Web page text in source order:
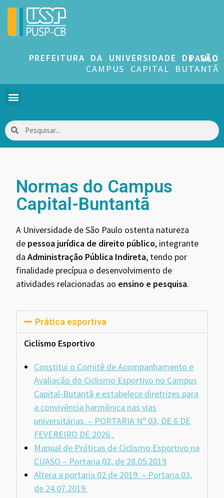
PREFEITURA DA UNIVERSIDADE DE SÃO PAULO
CAMPUS CAPITAL BUTANTÃ
Normas do Campus
Capital-Buntantã
A Universidade de São Paulo ostenta natureza
de pessoa jurídica de direito público, integrante
daAdministração Pública Indireta, tendo por
finalidade precípua o desenvolvimento de
atividades relacionadas ao ensino e pesquisa.
Prática esportiva
Ciclismo Esportivo
Constitui o Comitê de Acompanhamento e
Avaliação do Ciclismo Esportivo no Campus
Capital-Butantã e estabelece diretrizes para
a convivência harmônica nas vias
universitárias. – PORTARIA Nº 03, DE 6 DE
FEVEREIRO DE 2026 .
Manual de Práticas de Ciclismo Esportivo na
CUASO – Portaria 02, de 28.05.2019
Altera a portaria 02 de 2019. – Portaria 03,
de 24.07.2019